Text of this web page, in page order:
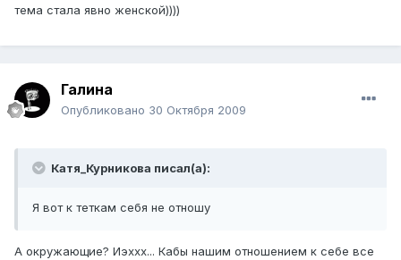
тема стала явно женской))))
Галина
Опубликовано 30 Октября 2009
Катя_Курникова писал(а):
Я вот к теткам себя не отношу
А окружающие? Иэххх... Кабы нашим отношением к себе все